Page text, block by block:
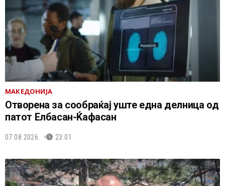
МАКЕДОНИЈА
Отворена за сообраќај уште една делница од
патот Елбасан-Ќафасан
07.08.2026. 23:01